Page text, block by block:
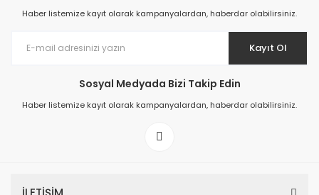
Patik Içi Kürklü Bot - Haki
Haber listemize kayıt olarak kampanyalardan, haberdar olabilirsiniz.
Kayıt Ol
Sosyal Medyada Bizi Takip Edin
Haber listemize kayıt olarak kampanyalardan, haberdar olabilirsiniz.